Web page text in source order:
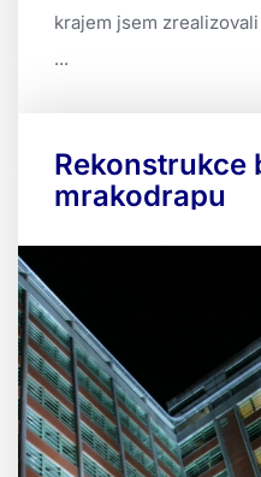
krajem jsem
...
Rekonstrukce
mrakodrapu